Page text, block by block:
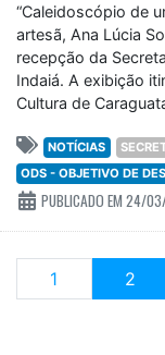
“Caleidoscópio de
artesã, Ana Lúcia
recepção da
Indaiá. A exibição
Cultura de
NOTÍCIAS
ODS - OBJETIVO DE
PUBLICADO EM 24/
1 2